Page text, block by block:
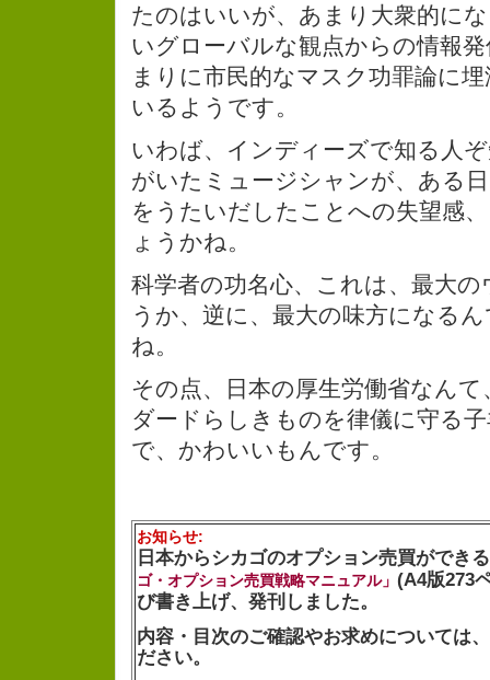
たのはいいが、あまり大衆的に
いグローバルな観点からの情報
まりに市民的なマスク功罪論に
いるようです。
いわば、インディーズで知る人
がいたミュージシャンが、ある
をうたいだしたことへの失望感
ょうかね。
科学者の功名心、これは、最大
うか、逆に、最大の味方になる
ね。
その点、日本の厚生労働省なん
ダードらしきものを律儀に守る
で、かわいいもんです。
お知らせ:
日本からシカゴのオプション売買ができ
ゴ・オプション売買戦略マニュアル」 (A4版273
び書き上げ、発刊しました。
内容・目次のご確認やお求めについては、
ださい。